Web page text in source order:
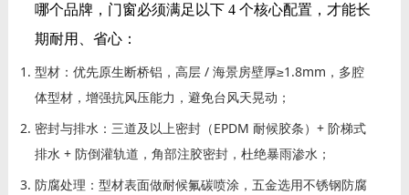
哪个品牌，门窗必须满足以下 4 个核心配置，才能长
期耐用、省心：
型材：优先原生断桥铝，高层 / 海景房壁厚≥1.8mm，多腔
体型材，增强抗风压能力，避免台风天晃动；
密封与排水：三道及以上密封（EPDM 耐候胶条）+ 阶梯式
排水 + 防倒灌轨道，角部注胶密封，杜绝暴雨渗水；
防腐处理：型材表面做耐候氟碳喷涂，五金选用不锈钢防腐